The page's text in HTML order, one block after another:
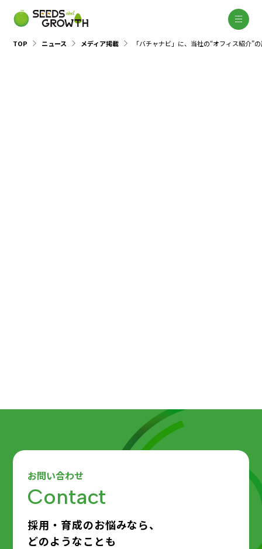
TOP ニュース メディア掲載 「バチャナビ」に、当社の“オフィス紹介”
お問い合わせ
Contact
採用・育成のお悩みなら、
どのようなことも